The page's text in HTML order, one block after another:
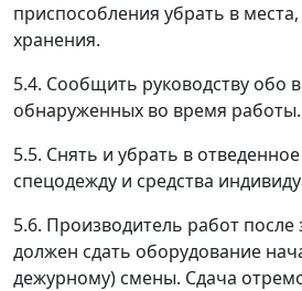
приспособления убрать в
хранения.
5.4. Сообщить руководству обо
обнаруженных во время работы.
5.5. Снять и убрать в
спецодежду и средства
5.6. Производитель работ
должен сдать оборудование
дежурному) смены. Сдача